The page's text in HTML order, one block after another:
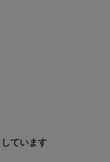
ています